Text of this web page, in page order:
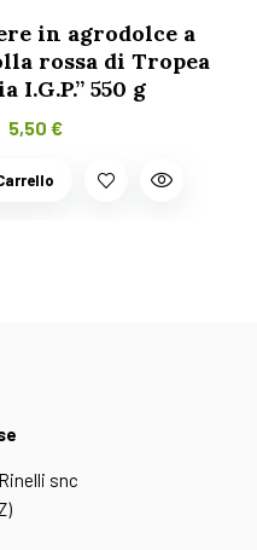
in agrodolce a
rossa di Tropea
I.G.P.” 550 g
5,50 €
snc